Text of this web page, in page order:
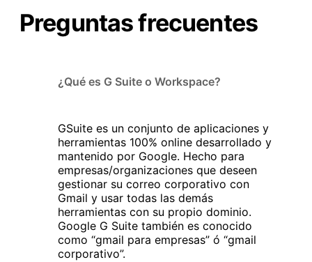
Preguntas frecuentes
¿Qué es G Suite o Workspace?
GSuite es un conjunto de aplicaciones y
herramientas 100% online desarrollado y
mantenido por Google. Hecho para
empresas/organizaciones que deseen
gestionar su correo corporativo con
Gmail y usar todas las demás
herramientas con su propio dominio.
Google G Suite también es conocido
como “gmail para empresas” ó “gmail
corporativo”.